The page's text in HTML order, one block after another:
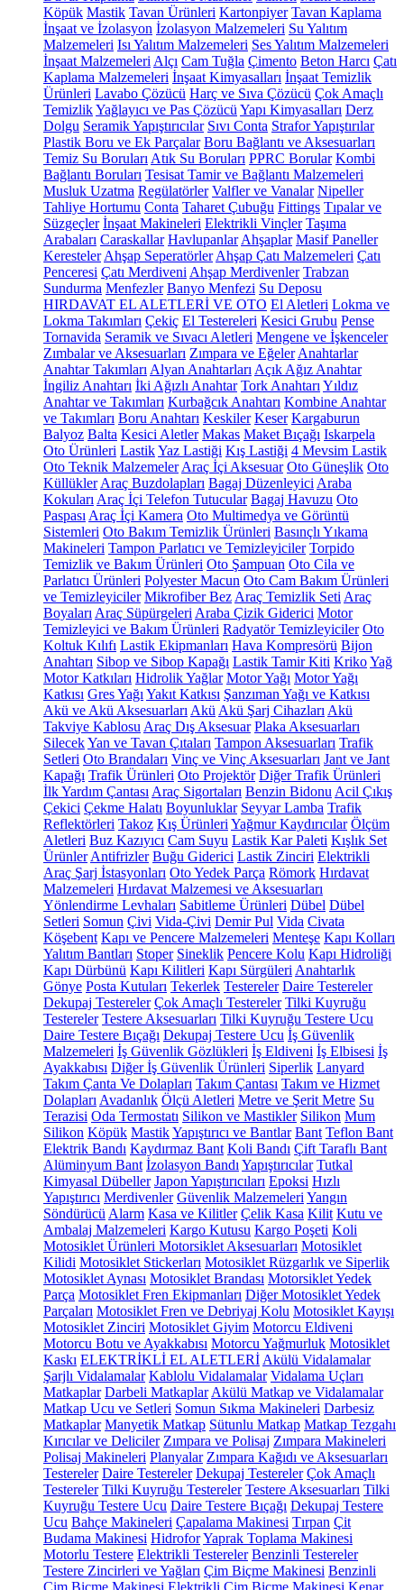
Köpük Mastik Tavan Ürünleri Kartonpiyer Tavan Kaplama
İnşaat ve İzolasyon İzolasyon Malzemeleri Su Yalıtım
Malzemeleri Isı Yalıtım Malzemeleri Ses Yalıtım Malzemeleri
İnşaat Malzemeleri Alçı Cam Tuğla Çimento Beton Harcı Çatı
Kaplama Malzemeleri İnşaat Kimyasalları İnşaat Temizlik
Ürünleri Lavabo Çözücü Harç ve Sıva Çözücü Çok Amaçlı
TemizlikYağlayıcı ve Pas Çözücü Yapı Kimyasalları Derz
Dolgu Seramik Yapıştırıcılar Sıvı Conta Strafor Yapıştırılar
Plastik Boru ve Ek Parçalar Boru Bağlantı ve Aksesuarları
Temiz Su Boruları Atık Su Boruları PPRC Borular Kombi
Bağlantı Boruları Tesisat Tamir ve Bağlantı Malzemeleri
Musluk Uzatma Regülatörler Valfler ve Vanalar Nipeller
Tahliye Hortumu Conta Taharet Çubuğu Fittings Tıpalar ve
Süzgeçler İnşaat Makineleri Elektrikli Vinçler Taşıma
Arabaları Caraskallar Havlupanlar Ahşaplar Masif Paneller
Keresteler Ahşap Seperatörler Ahşap Çatı Malzemeleri Çatı
Penceresi Çatı Merdiveni Ahşap Merdivenler Trabzan
Sundurma Menfezler Banyo Menfezi Su Deposu
HIRDAVAT EL ALETLERİ VE OTO El Aletleri Lokma ve
Lokma Takımları Çekiç El Testereleri Kesici Grubu Pense
Tornavida Seramik ve Sıvacı Aletleri Mengene ve İşkenceler
Zımbalar ve Aksesuarları Zımpara ve Eğeler Anahtarlar
Anahtar Takımları Alyan Anahtarları Açık Ağız Anahtar
İngiliz Anahtarı İki Ağızlı Anahtar Tork Anahtarı Yıldız
Anahtar ve Takımları Kurbağcık Anahtarı Kombine Anahtar
ve Takımları Boru Anahtarı Keskiler Keser Kargaburun
Balyoz Balta Kesici Aletler Makas Maket Bıçağı Iskarpela
Oto Ürünleri LastikYaz Lastiği Kış Lastiği 4 Mevsim Lastik
Oto Teknik Malzemeler Araç İçi Aksesuar Oto Güneşlik Oto
Küllükler Araç Buzdolapları Bagaj Düzenleyici Araba
Kokuları Araç İçi Telefon Tutucular Bagaj Havuzu Oto
Paspası Araç İçi Kamera Oto Multimedya ve Görüntü
Sistemleri Oto Bakım Temizlik Ürünleri Basınçlı Yıkama
Makineleri Tampon Parlatıcı ve Temizleyiciler Torpido
Temizlik ve Bakım Ürünleri Oto Şampuan Oto Cila ve
Parlatıcı Ürünleri Polyester Macun Oto Cam Bakım Ürünleri
ve Temizleyiciler Mikrofiber Bez Araç Temizlik Seti Araç
Boyaları Araç Süpürgeleri Araba Çizik Giderici Motor
Temizleyici ve Bakım Ürünleri Radyatör Temizleyiciler Oto
Koltuk Kılıfı Lastik Ekipmanları Hava Kompresörü Bijon
Anahtarı Sibop ve Sibop Kapağı Lastik Tamir Kiti KrikoYağ
Motor Katkıları Hidrolik Yağlar Motor Yağı Motor Yağı
Katkısı Gres Yağı Yakıt Katkısı Şanzıman Yağı ve Katkısı
Akü ve Akü Aksesuarları Akü Akü Şarj Cihazları Akü
Takviye Kablosu Araç Dış Aksesuar Plaka Aksesuarları
SilecekYan ve Tavan Çıtaları Tampon Aksesuarları Trafik
Setleri Oto Brandaları Vinç ve Vinç Aksesuarları Jant ve Jant
Kapağı Trafik Ürünleri Oto Projektör Diğer Trafik Ürünleri
İlk Yardım Çantası Araç Sigortaları Benzin Bidonu Acil Çıkış
Çekici Çekme Halatı Boyunluklar Seyyar Lamba Trafik
Reflektörleri Takoz Kış Ürünleri Yağmur Kaydırıcılar Ölçüm
Aletleri Buz Kazıyıcı Cam Suyu Lastik Kar Paleti Kışlık Set
Ürünler Antifrizler Buğu Giderici Lastik Zinciri Elektrikli
Araç Şarj İstasyonları Oto Yedek Parça Römork Hırdavat
Malzemeleri Hırdavat Malzemesi ve Aksesuarları
Yönlendirme Levhaları Sabitleme Ürünleri Dübel Dübel
Setleri Somun Çivi Vida-Çivi Demir Pul Vida Civata
Köşebent Kapı ve Pencere Malzemeleri Menteşe Kapı Kolları
Yalıtım Bantları Stoper Sineklik Pencere Kolu Kapı Hidroliği
Kapı Dürbünü Kapı Kilitleri Kapı Sürgüleri Anahtarlık
Gönye Posta Kutuları Tekerlek Testereler Daire Testereler
Dekupaj Testereler Çok Amaçlı Testereler Tilki Kuyruğu
Testereler Testere Aksesuarları Tilki Kuyruğu Testere Ucu
Daire Testere Bıçağı Dekupaj Testere Ucu İş Güvenlik
Malzemeleri İş Güvenlik Gözlükleri İş Eldiveni İş Elbisesi İş
Ayakkabısı Diğer İş Güvenlik Ürünleri Siperlik Lanyard
Takım Çanta Ve Dolapları Takım Çantası Takım ve Hizmet
Dolapları Avadanlık Ölçü Aletleri Metre ve Şerit Metre Su
Terazisi Oda Termostatı Silikon ve Mastikler Silikon Mum
Silikon Köpük MastikYapıştırıcı ve Bantlar Bant Teflon Bant
Elektrik Bandı Kaydırmaz Bant Koli Bandı Çift Taraflı Bant
Alüminyum Bant İzolasyon Bandı Yapıştırıcılar Tutkal
Kimyasal Dübeller Japon Yapıştırıcıları Epoksi Hızlı
Yapıştırıcı Merdivenler Güvenlik Malzemeleri Yangın
Söndürücü Alarm Kasa ve Kilitler Çelik Kasa Kilit Kutu ve
Ambalaj Malzemeleri Kargo Kutusu Kargo Poşeti Koli
Motosiklet Ürünleri Motorsiklet Aksesuarları Motosiklet
Kilidi Motosiklet Stickerları Motosiklet Rüzgarlık ve Siperlik
Motosiklet Aynası Motosiklet Brandası Motorsiklet Yedek
Parça Motosiklet Fren Ekipmanları Diğer Motosiklet Yedek
Parçaları Motosiklet Fren ve Debriyaj Kolu Motosiklet Kayışı
Motosiklet Zinciri Motosiklet Giyim Motorcu Eldiveni
Motorcu Botu ve Ayakkabısı Motorcu Yağmurluk Motosiklet
Kaskı ELEKTRİKLİ EL ALETLERİ Akülü Vidalamalar
Şarjlı Vidalamalar Kablolu Vidalamalar Vidalama Uçları
Matkaplar Darbeli Matkaplar Akülü Matkap ve Vidalamalar
Matkap Ucu ve Setleri Somun Sıkma Makineleri Darbesiz
Matkaplar Manyetik Matkap Sütunlu Matkap Matkap Tezgahı
Kırıcılar ve Deliciler Zımpara ve Polisaj Zımpara Makineleri
Polisaj Makineleri Planyalar Zımpara Kağıdı ve Aksesuarları
Testereler Daire Testereler Dekupaj Testereler Çok Amaçlı
Testereler Tilki Kuyruğu Testereler Testere Aksesuarları Tilki
Kuyruğu Testere Ucu Daire Testere Bıçağı Dekupaj Testere
Ucu Bahçe Makineleri Çapalama Makinesi Tırpan Çit
Budama Makinesi HidroforYaprak Toplama Makinesi
Motorlu Testere Elektrikli Testereler Benzinli Testereler
Testere Zincirleri ve Yağları Çim Biçme Makinesi Benzinli
Çim Biçme Makinesi Elektrikli Çim Biçme Makinesi Kenar